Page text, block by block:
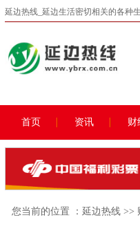
延边热线_延边生活密切相关的各种
首页 资讯 财
您当前的位置 ： 延边热线 >>